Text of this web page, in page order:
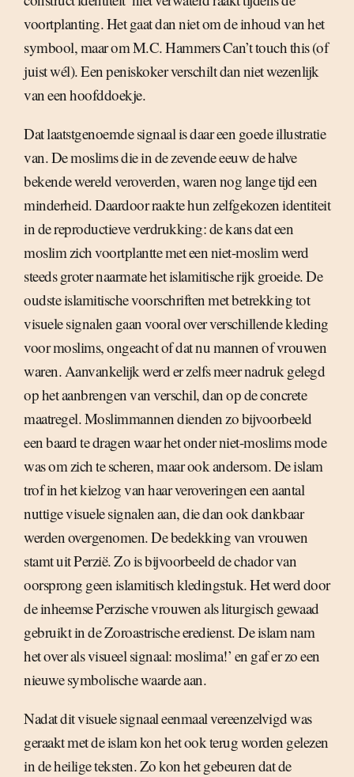
voortplanting. Het gaat dan niet om de inhoud van het
symbool, maar om M.C. Hammers Can’t touch this (of
juist wél). Een peniskoker verschilt dan niet wezenlijk
van een hoofddoekje.
Dat laatstgenoemde signaal is daar een goede illustratie
van. De moslims die in de zevende eeuw de halve
bekende wereld veroverden, waren nog lange tijd een
minderheid. Daardoor raakte hun zelfgekozen identiteit
in de reproductieve verdrukking: de kans dat een
moslim zich voortplantte met een niet-moslim werd
steeds groter naarmate het islamitische rijk groeide. De
oudste islamitische voorschriften met betrekking tot
visuele signalen gaan vooral over verschillende kleding
voor moslims, ongeacht of dat nu mannen of vrouwen
waren. Aanvankelijk werd er zelfs meer nadruk gelegd
op het aanbrengen van verschil, dan op de concrete
maatregel. Moslimmannen dienden zo bijvoorbeeld
een baard te dragen waar het onder niet-moslims mode
was om zich te scheren, maar ook andersom. De islam
trof in het kielzog van haar veroveringen een aantal
nuttige visuele signalen aan, die dan ook dankbaar
werden overgenomen. De bedekking van vrouwen
stamt uit Perzië. Zo is bijvoorbeeld de chador van
oorsprong geen islamitisch kledingstuk. Het werd door
de inheemse Perzische vrouwen als liturgisch gewaad
gebruikt in de Zoroastrische eredienst. De islam nam
het over als visueel signaal: moslima!’ en gaf er zo een
nieuwe symbolische waarde aan.
Nadat dit visuele signaal eenmaal vereenzelvigd was
geraakt met de islam kon het ook terug worden gelezen
in de heilige teksten. Zo kon het gebeuren dat de